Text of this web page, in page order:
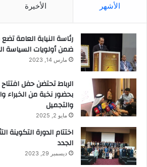
الأشهر الأخيرة
رئاسة النيابة العامة
ضمن أولويات السياسة
مارس 14, 2023
بحضور نخبة من
والتجميل
مايو 2, 2025
اختتام الدورة التكوينة
الجدد
ديسمبر 29, 2023